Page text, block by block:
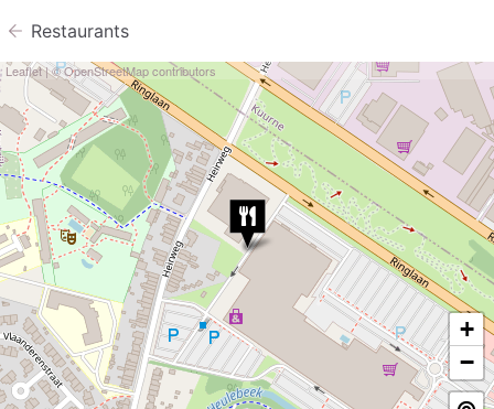
Restaurants
+
−
Leaflet| ©OpenStreetMapcontributors